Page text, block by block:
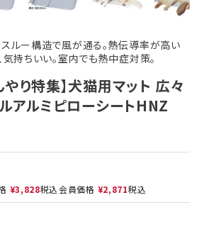
ルー構造で風が通る。熱伝導率が高い
持ちいい。室内でも熱中症対策。
やり特集】犬猫用マット 広々
アルミピローシートHNZ
¥3,828税込会員価格 ¥2,871税込